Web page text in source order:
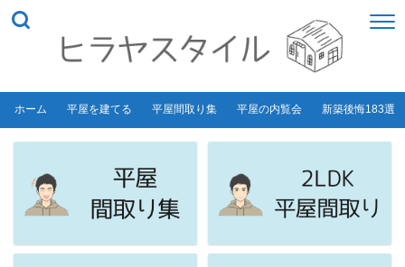
ホーム 平屋を建てる 平屋間取り集 平屋の内覧会 新築後悔183選